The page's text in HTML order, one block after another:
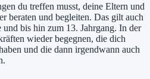
du treffen musst, deine Eltern und
beraten und begleiten. Das gilt auch
und bis hin zum 13. Jahrgang. In der
wieder begegnen, die dich
und die dann irgendwann auch